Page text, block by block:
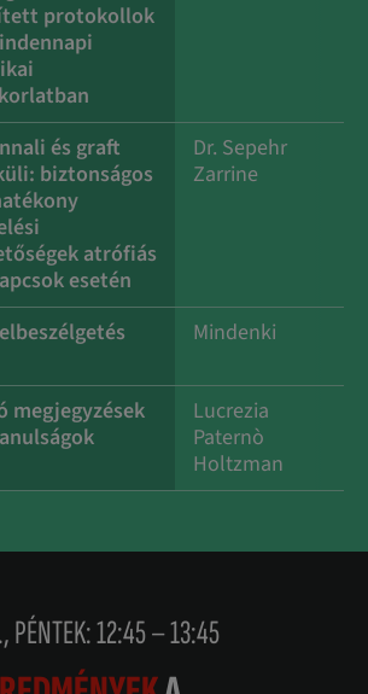
protokollok
és graft
biztonságos
atrófiás
esetén
Dr. Sepehr
Zarrine
Mindenki
megjegyzések
Lucrezia
Paternò
Holtzman
PÉNTEK: 12:45 – 13:45